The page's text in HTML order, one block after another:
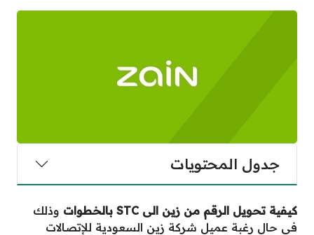
جدول المحتويات
كيفية تحويل الرقم من زين الى STC بالخطوات
وذلك
في حال رغبة عميل شركة زين السعودية للإتصالات